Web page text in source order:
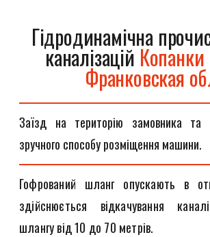
Гідродинамічна
каналізацій
Франковская
Заїзд на територію замовника та
зручного способу розміщення машини.
Гофрований шланг опускають в
здійснюється відкачування
шлангу від 10 до 70 метрів.